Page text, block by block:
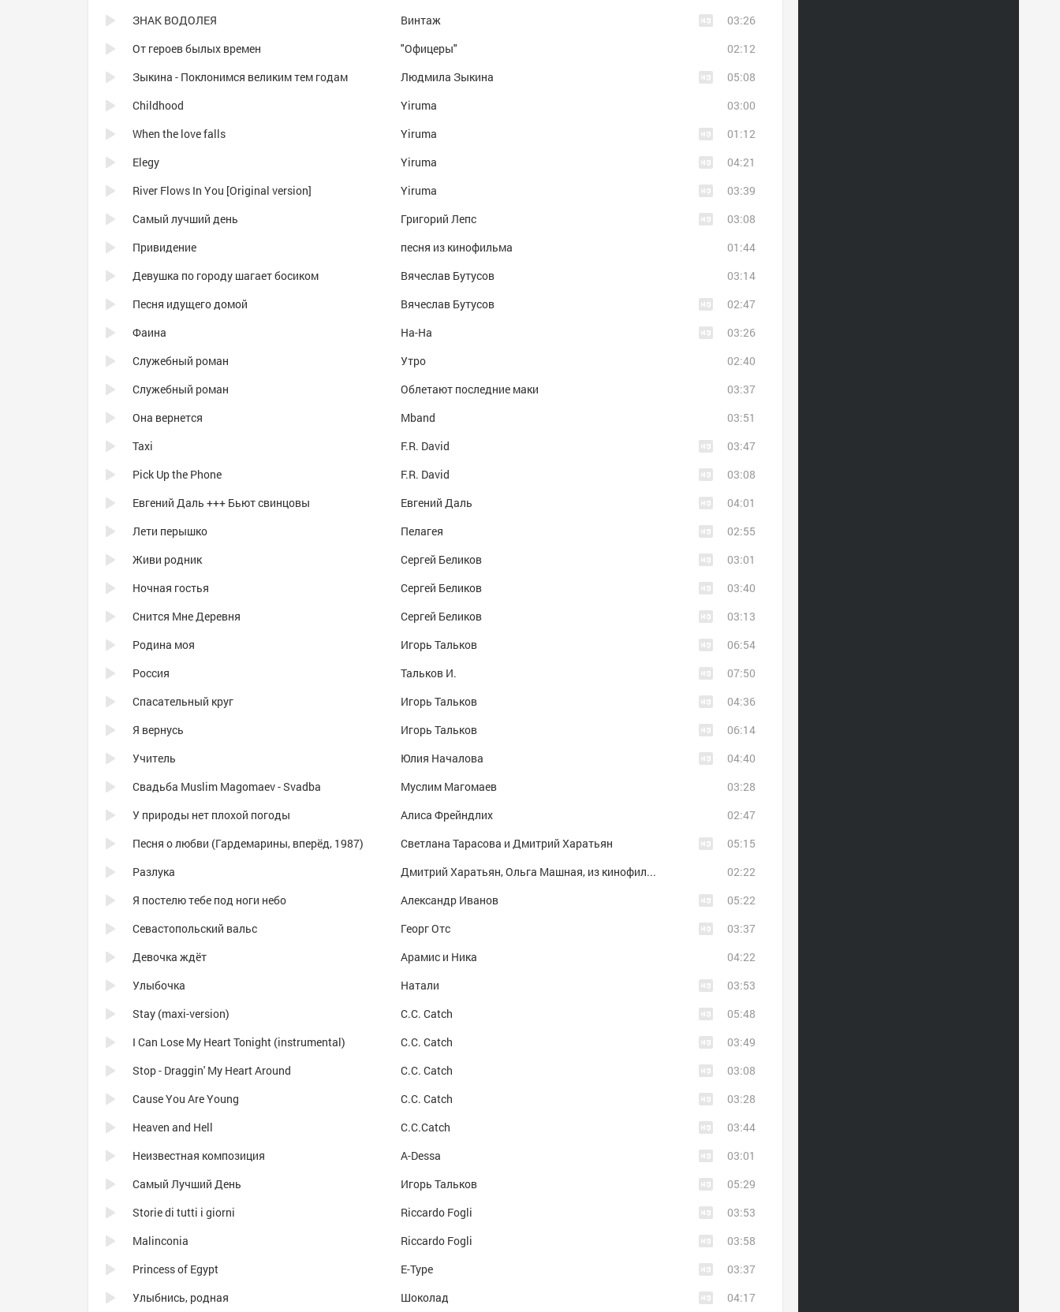
ЗНАК ВОДОЛЕЯ
Винтаж
03:26
От героев былых времен
"Офицеры"
02:12
Зыкина - Поклонимся великим тем годам
Людмила Зыкина
05:08
Childhood
Yiruma
03:00
When the love falls
Yiruma
01:12
Elegy
Yiruma
04:21
River Flows In You [Original version]
Yiruma
03:39
Самый лучший день
Григорий Лепс
03:08
Привидение
песня из кинофильма
01:44
Девушка по городу шагает босиком
Вячеслав Бутусов
03:14
Песня идущего домой
Вячеслав Бутусов
02:47
Фаина
На-На
03:26
Служебный роман
Утро
02:40
Служебный роман
Облетают последние маки
03:37
Она вернется
Mband
03:51
Taxi
F.R. David
03:47
Pick Up the Phone
F.R. David
03:08
Евгений Даль +++ Бьют свинцовы
Евгений Даль
04:01
Лети перышко
Пелагея
02:55
Живи родник
Сергей Беликов
03:01
Ночная гостья
Сергей Беликов
03:40
Снится Мне Деревня
Сергей Беликов
03:13
Родина моя
Игорь Тальков
06:54
Россия
Тальков И.
07:50
Спасательный круг
Игорь Тальков
04:36
Я вернусь
Игорь Тальков
06:14
Учитель
Юлия Началова
04:40
Свадьба Muslim Magomaev - Svadba
Муслим Магомаев
03:28
У природы нет плохой погоды
Алиса Фрейндлих
02:47
Песня о любви (Гардемарины, вперёд, 1987)
Светлана Тарасова и Дмитрий Харатьян
05:15
Разлука
Дмитрий Харатьян, Ольга Машная, из кинофильма Гардемарины вперёд!
02:22
Я постелю тебе под ноги небо
Александр Иванов
05:22
Севастопольский вальс
Георг Отс
03:37
Девочка ждёт
Арамис и Ника
04:22
Улыбочка
Натали
03:53
Stay (maxi-version)
C.C. Catch
05:48
I Can Lose My Heart Tonight (instrumental)
C.C. Catch
03:49
Stop - Draggin' My Heart Around
C.C. Catch
03:08
Cause You Are Young
C.C. Catch
03:28
Heaven and Hell
C.C.Catch
03:44
Неизвестная композиция
A-Dessa
03:01
Самый Лучший День
Игорь Тальков
05:29
Storie di tutti i giorni
Riccardo Fogli
03:53
Malinconia
Riccardo Fogli
03:58
Princess of Egypt
E-Type
03:37
Улыбнись, родная
Шоколад 04:17